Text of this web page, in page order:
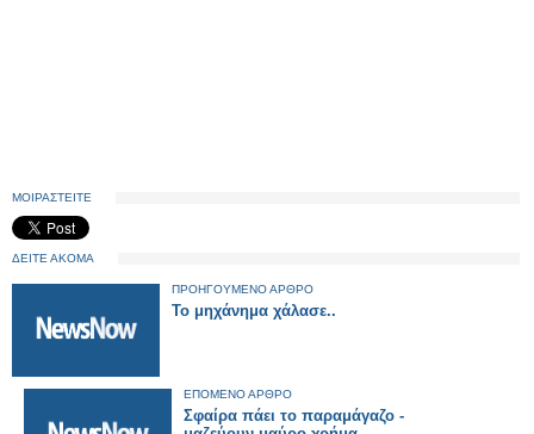
ΜΟΙΡΑΣΤΕΙΤΕ
ΔΕΙΤΕ ΑΚΟΜΑ
ΠΡΟΗΓΟΥΜΕΝΟ ΑΡΘΡΟ
Το μηχάνημα χάλασε..
ΕΠΟΜΕΝΟ ΑΡΘΡΟ
Σφαίρα πάει το παραμάγαζο -